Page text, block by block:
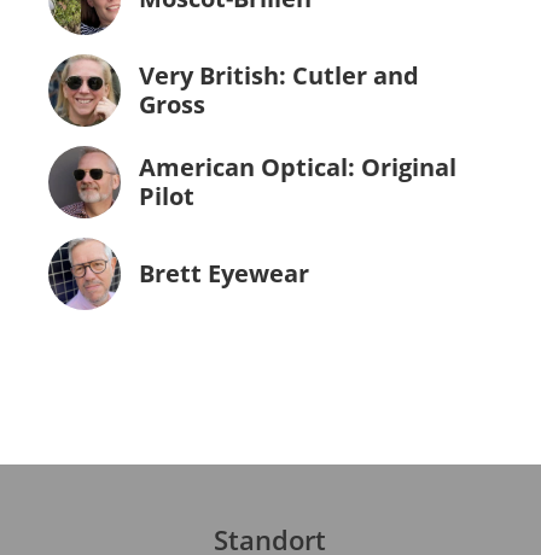
Very British: Cutler and
Gross
American Optical: Original
Pilot
Brett Eyewear
Standort